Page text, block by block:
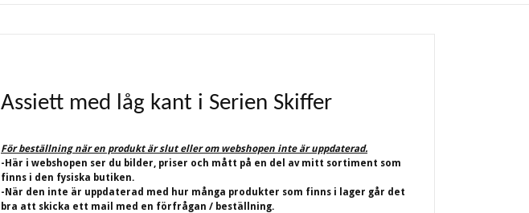
Assiett med låg kant i Serien Skiffer
För beställning när en produkt är slut eller om webshopen inte är uppdaterad.
-Här i webshopen ser du bilder, priser och mått på en del av mitt sortiment som
finns i den fysiska butiken.
-När den inte är uppdaterad med hur många produkter som finns i lager går det
bra att skicka ett mail med en förfrågan / beställning.